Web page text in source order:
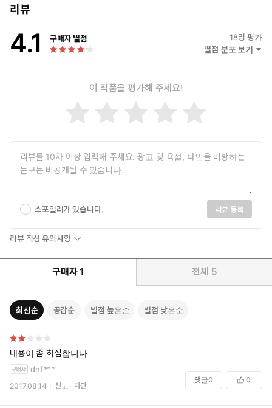
리뷰
4.1 구매자 별점 18명 평가
별점 분포 보기
이 작품을 평가해 주세요!
스포일러가 있습니다. 리뷰 등록
리뷰 작성 유의사항
구매자 1 전체 5
최신순 공감순 별점 높은순 별점 낮은순
내용이 좀 허접합니다
dnf***
2017.08.14 신고 차단
댓글0 0